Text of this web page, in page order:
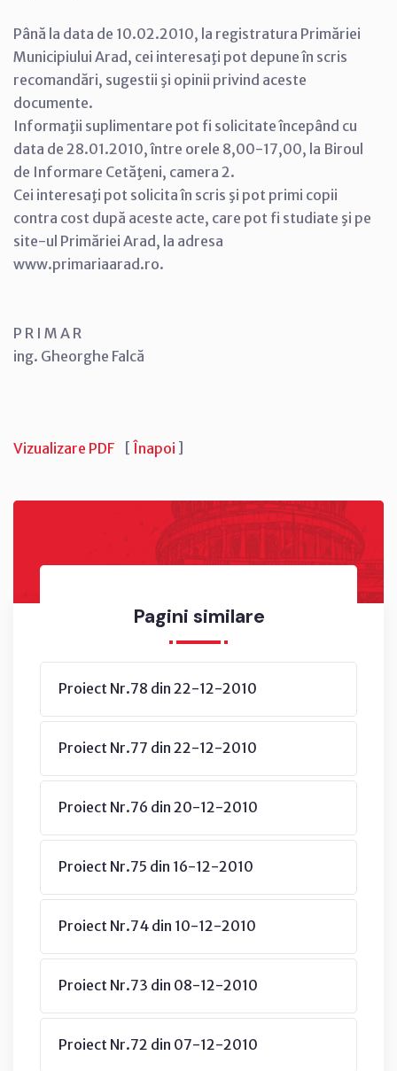
Pagini similare
Proiect Nr.78 din 22-12-2010
Proiect Nr.77 din 22-12-2010
Proiect Nr.76 din 20-12-2010
Proiect Nr.75 din 16-12-2010
Proiect Nr.74 din 10-12-2010
Proiect Nr.73 din 08-12-2010
Proiect Nr.72 din 07-12-2010
Până la data de 10.02.2010, la registratura Primăriei
Municipiului Arad, cei interesaţi pot depune în scris
recomandări, sugestii şi opinii privind aceste
documente.
Informaţii suplimentare pot fi solicitate începând cu
data de 28.01.2010, între orele 8,00-17,00, la Biroul
de Informare Cetăţeni, camera 2.
Cei interesaţi pot solicita în scris şi pot primi copii
contra cost după aceste acte, care pot fi studiate şi pe
site-ul Primăriei Arad, la adresa
www.primariaarad.ro.
P R I M A R
ing. Gheorghe Falcă
Vizualizare PDF [ Înapoi ]